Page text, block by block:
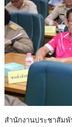
สำนักงานประชาสัม